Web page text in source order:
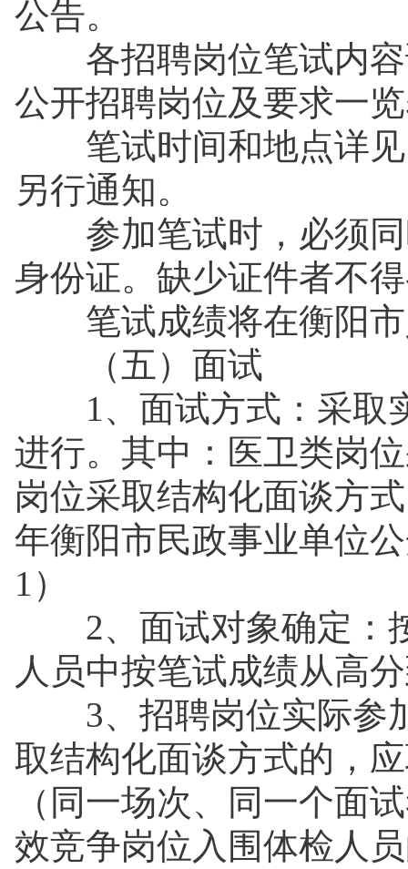
公告。
各招聘岗位笔试内容
公开招聘岗位及要求一
笔试时间和地点详见
另行通知。
参加笔试时，必须同
身份证。缺少证件者不
笔试成绩将在衡阳市
（五）面试
1、面试方式：采取
进行。其中：医卫类岗
岗位采取结构化面谈方
年衡阳市民政事业单位
1）
2、面试对象确定：按
人员中按笔试成绩从高
3、招聘岗位实际参
取结构化面谈方式的，
（同一场次、同一个面
效竞争岗位入围体检人